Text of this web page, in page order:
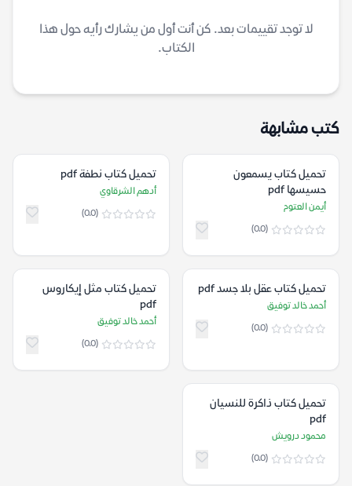
لا توجد تقييمات بعد. كن أنت أول من يشارك رأيه حول هذا
الكتاب.
كتب مشابهة
تحميل كتاب يسمعون
حسيسها pdf
أيمن العتوم
(0.0)
تحميل كتاب نطفة pdf
أدهم الشرقاوي
(0.0)
تحميل كتاب عقل بلا جسد pdf
أحمد خالد توفيق
(0.0)
تحميل كتاب مثل إيكاروس
pdf
أحمد خالد توفيق
(0.0)
تحميل كتاب ذاكرة للنسيان
pdf
محمود درويش
(0.0)